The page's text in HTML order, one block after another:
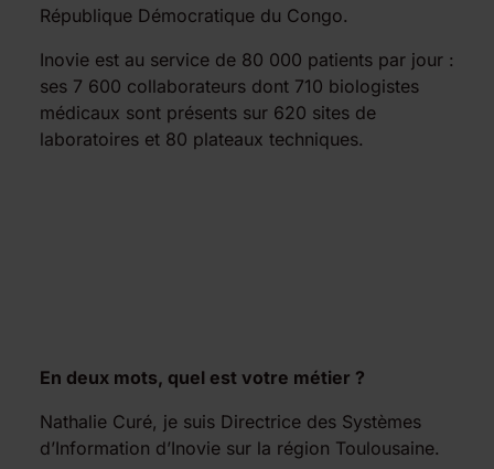
République Démocratique du Congo.
Inovie est au service de 80 000 patients par jour :
ses 7 600 collaborateurs dont 710 biologistes
médicaux sont présents sur 620 sites de
laboratoires et 80 plateaux techniques.
En deux mots, quel est votre métier ?
Nathalie Curé, je suis Directrice des Systèmes
d’Information d’Inovie sur la région Toulousaine.